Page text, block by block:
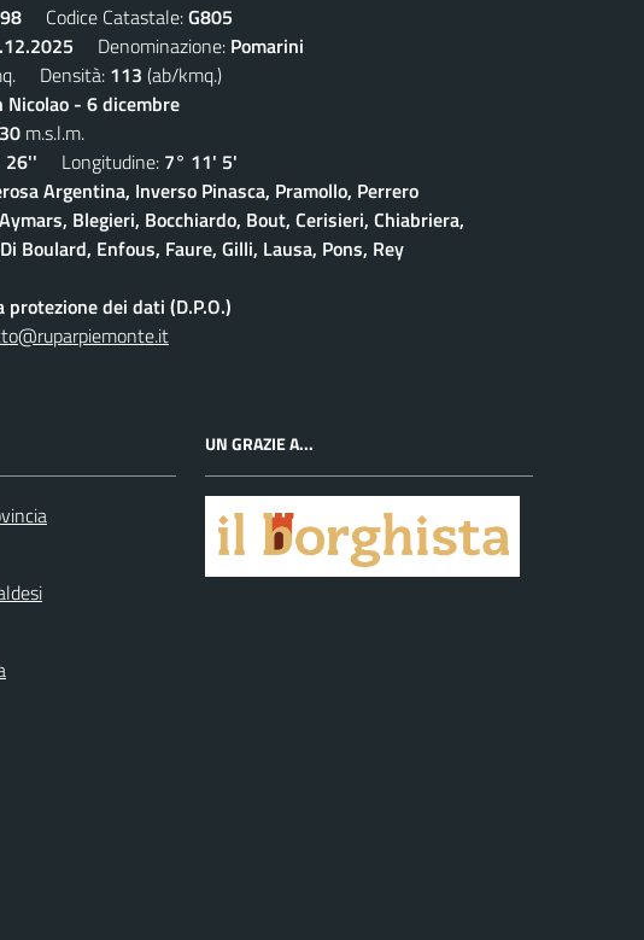
Codice Catastale:G805
Denominazione: Pomarini
Densità: 113 (ab/kmq.)
Nicolao - 6 dicembre
m.s.l.m.
26'' Longitudine: 7° 11' 5'
Argentina, Inverso Pinasca, Pramollo, Perrero
Aymars, Blegieri, Bocchiardo, Bout, Cerisieri, Chiabriera,
Boulard, Enfous, Faure, Gilli, Lausa, Pons, Rey
protezione dei dati (D.P.O.)
UN GRAZIE A...